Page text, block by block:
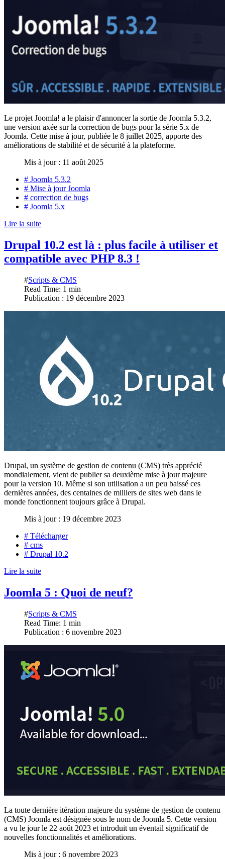
Le projet Joomla! a le plaisir d'annoncer la sortie de Joomla 5.3.2,
une version axée sur la correction de bugs pour la série 5.x de
Joomla. Cette mise à jour, publiée le 8 juillet 2025, apporte des
améliorations de stabilité et de sécurité à la plateforme.
Mis à jour : 11 août 2025
# Joomla 5.3.2
# Mise à jour Joomla
# correction de bugs
# Joomla 5.x
Lire la suite
Drupal 10.2 est là : plus facile à utiliser et
compatible avec PHP 8.3 !
#Scripts & CMS
Read Time: 1 min
Publication : 19 décembre 2023
Drupal, un système de gestion de contenu (CMS) très apprécié
mondialement, vient de publier sa deuxième mise à jour majeure
pour la version 10. Même si son utilisation a un peu baissé ces
dernières années, des centaines de milliers de sites web dans le
monde fonctionnent toujours grâce à Drupal.
Mis à jour : 19 décembre 2023
# Télécharger
# cms
# Drupal 10.2
Lire la suite
Joomla 5 : Quoi de neuf?
#Scripts & CMS
Read Time: 1 min
Publication : 6 novembre 2023
La toute dernière itération majeure du système de gestion de contenu
(CMS) Joomla est désignée sous le nom de Joomla 5. Cette version
a vu le jour le 22 août 2023 et introduit un éventail significatif de
nouvelles fonctionnalités et améliorations.
Mis à jour : 6 novembre 2023